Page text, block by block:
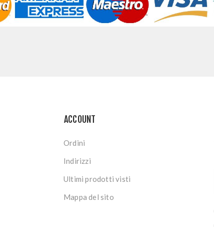
ACCOUNT
Ordini
Indirizzi
Ultimi prodotti visti
Mappa del sito